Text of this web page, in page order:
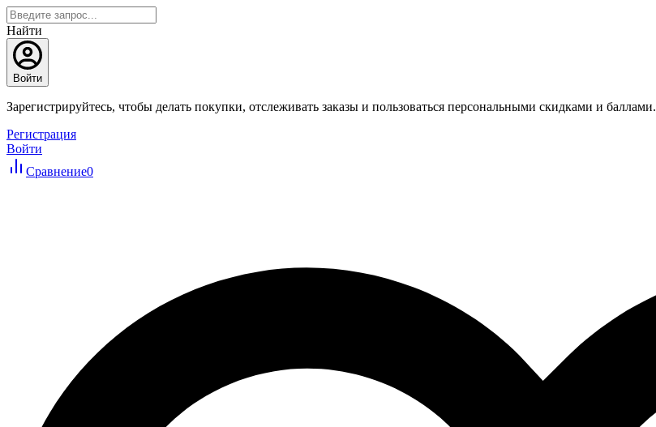
Найти
Войти
Зарегистрируйтесь, чтобы делать покупки, отслеживать заказы и пользоваться персональными скидками и баллами.
Регистрация
Войти
Сравнение0